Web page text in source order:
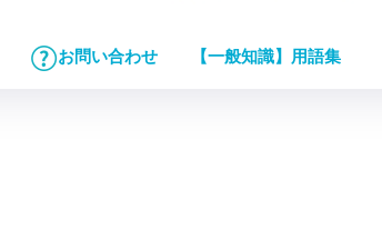
お問い合わせ 【一般知識】用語集